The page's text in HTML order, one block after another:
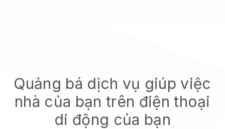
Quảng bá dịch vụ giúp việc
nhà của bạn trên điện thoại
di động của bạn